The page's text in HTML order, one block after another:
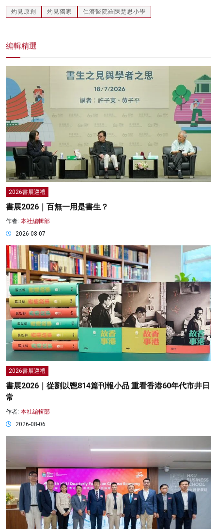
灼見原創 灼見獨家 仁濟醫院羅陳楚思小學
編輯精選
2026書展巡禮
書展2026｜百無一用是書生？
作者: 本社編輯部
2026-08-07
2026書展巡禮
書展2026｜從劉以鬯814篇刊報小品 重看香港60年代市井日
常
作者: 本社編輯部
2026-08-06